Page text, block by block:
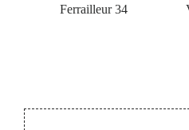
Ferrailleur 34